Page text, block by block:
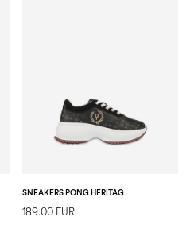
SNEAKERS PONG HERITAGE NERO/NERO
189.00 EUR